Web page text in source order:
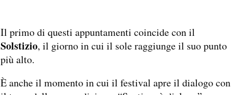
Il primo di questi appuntamenti coincide con il
Solstizio, il giorno in cui il sole raggiunge il suo punto
più alto.
È anche il momento in cui il festival apre il dialogo con